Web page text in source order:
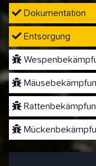
Dokumentation
Entsorgung